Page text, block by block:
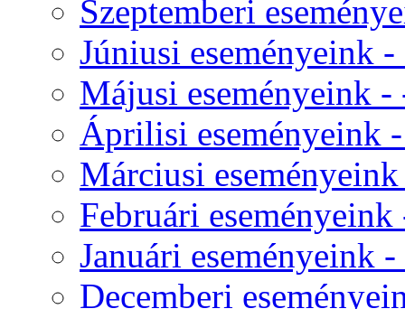
Szeptemberi
Júniusi eseményeink
Májusi eseményeink -
Áprilisi eseményeink
Márciusi
Februári
Januári eseményeink
Decemberi